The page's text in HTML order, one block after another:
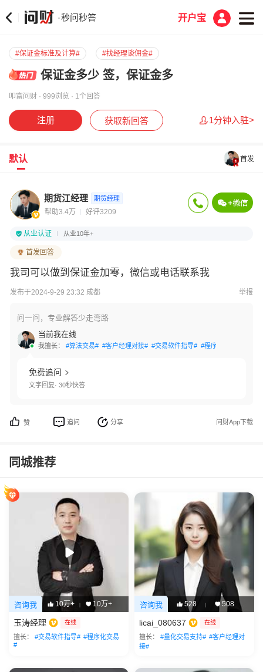
·秒问秒答 开户宝
#保证金标准及计算# #找经理谈佣金#
保证金多少 签，保证金多
叩富问财 · 999浏览 · 1个回答
注册 获取新回答 1分钟入驻>
默认 首发
期货江经理 期货经理
帮助3.4万 好评3209
从业认证 从业10年+
首发回答
我司可以做到保证金加零，微信或电话联系我
发布于2024-9-29 23:32 成都 举报
问一问，专业解答少走弯路
当前我在线
我擅长： #算法交易# #客户经理对接# #交易软件指导# #程序化交易#
免费追问
文字回复· 30秒快答
赞 追问 分享 问财App下载
同城推荐
咨询我 10万+ | 10万+
玉涛经理 在线
擅长： #交易软件指导# #程序化交易
#
咨询我 528 | 508
licai_080637 在线
擅长： #量化交易支持# #客户经理对
接#